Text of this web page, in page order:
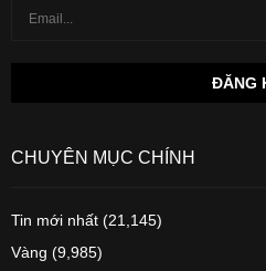
CHUYÊN MỤC CHÍNH
Tin mới nhất (21,145)
Vàng (9,985)